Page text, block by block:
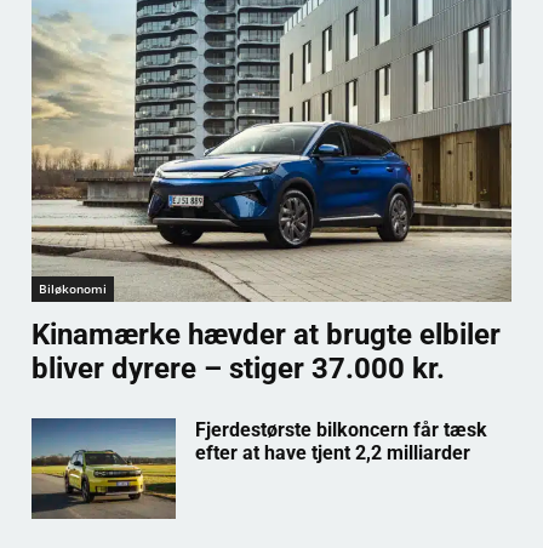
Biløkonomi
Kinamærke hævder at brugte elbiler
bliver dyrere – stiger 37.000 kr.
Fjerdestørste bilkoncern får tæsk
efter at have tjent 2,2 milliarder